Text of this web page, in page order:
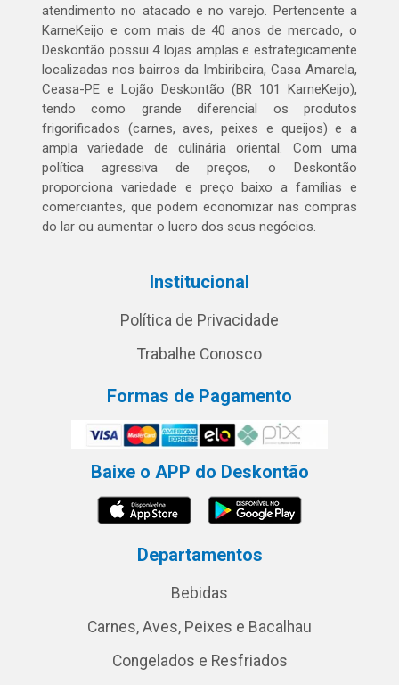
atendimento no atacado e no varejo. Pertencente a
KarneKeijo e com mais de 40 anos de mercado, o
Deskontão possui 4 lojas amplas e estrategicamente
localizadas nos bairros da Imbiribeira, Casa Amarela,
Ceasa-PE e Lojão Deskontão (BR 101 KarneKeijo),
tendo como grande diferencial os produtos
frigorificados (carnes, aves, peixes e queijos) e a
ampla variedade de culinária oriental. Com uma
política agressiva de preços, o Deskontão
proporciona variedade e preço baixo a famílias e
comerciantes, que podem economizar nas compras
do lar ou aumentar o lucro dos seus negócios.
Institucional
Política de Privacidade
Trabalhe Conosco
Formas de Pagamento
Baixe o APP do Deskontão
Departamentos
Bebidas
Carnes, Aves, Peixes e Bacalhau
Congelados e Resfriados